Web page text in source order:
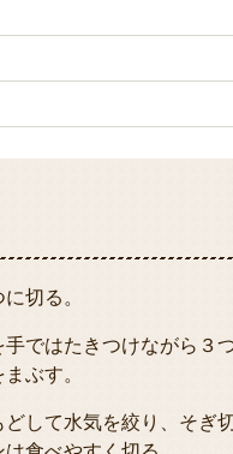
切る。
ではたきつけながら３
ぶす。
して水気を絞り、そぎ